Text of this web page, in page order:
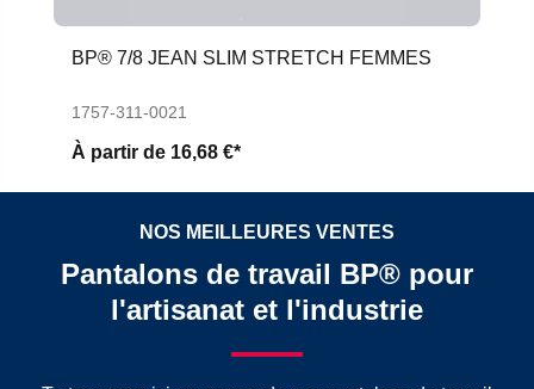
BP® 7/8 JEAN SLIM STRETCH FEMMES
1757-311-0021
À partir de 16,68 €*
NOS MEILLEURES VENTES
Pantalons de travail BP® pour
l'artisanat et l'industrie